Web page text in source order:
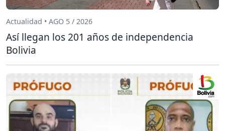
Actualidad • AGO 5 / 2026
Así llegan los 201 años de independencia
Bolivia